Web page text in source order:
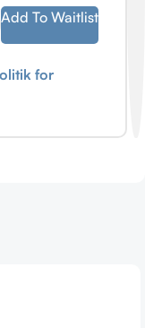
Add To Waitlist
for